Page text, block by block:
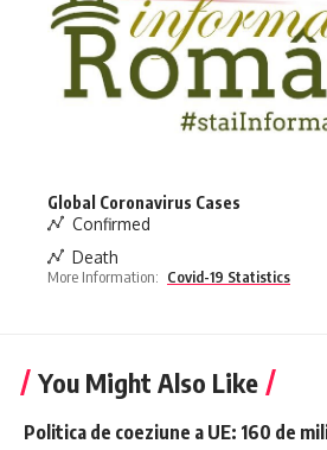
Global Coronavirus Cases
Confirmed
Death
More Information: Covid-19 Statistics
You Might Also Like
Politica de coeziune a UE: 160 de